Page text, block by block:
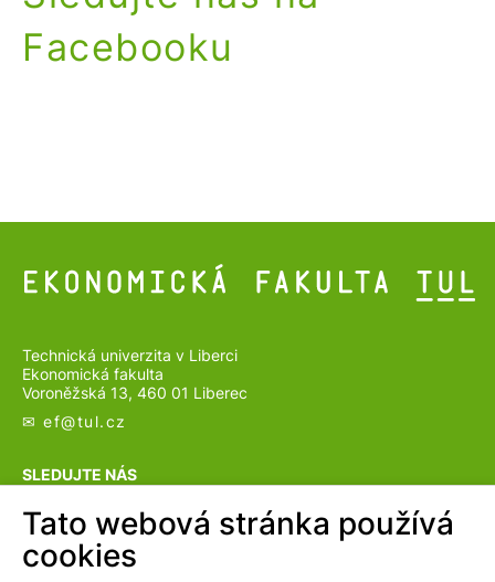
Facebooku
Technická univerzita v Liberci
Ekonomická fakulta
Voroněžská 13, 460 01 Liberec
✉ ef@tul.cz
SLEDUJTE NÁS
Tato webová stránka používá
cookies